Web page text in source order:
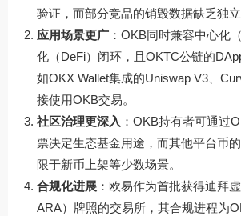
验证，而部分竞品的销毁数据缺乏独立
应用场景更广 ：OKB同时兼容中心化
化（DeFi）闭环，且OKTC公链的
如OKX Wallet集成的Uniswap V3、
接使用OKB交易。
社区治理更深入 ：OKB持有者可通过
票决定生态基金用途，而其他平台币
限于新币上架等少数场景。
合规化进展 ：欧易作为首批获得迪拜
ARA）牌照的交易所，其合规进程为